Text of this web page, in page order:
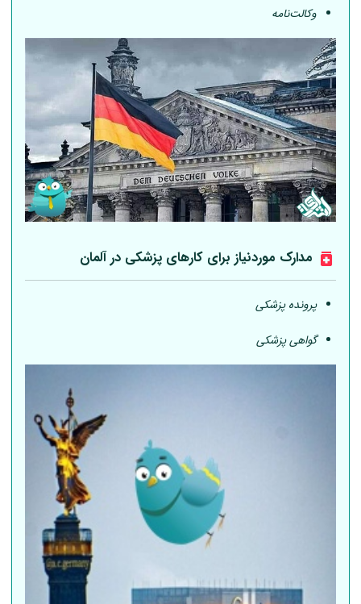
وکالت‌نامه
مدارک موردنیاز برای کارهای پزشکی درآلمان
پرونده پزشکی
گواهی پزشکی